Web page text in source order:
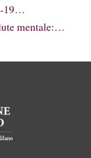
19…
mentale:…